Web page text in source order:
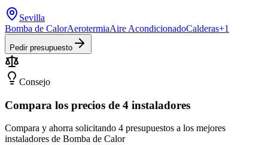
Sevilla
Bomba de CalorAerotermiaAire AcondicionadoCalderas+1
Pedir presupuesto
Consejo
Compara los precios de 4 instaladores
Compara y ahorra solicitando 4 presupuestos a los mejores
instaladores de Bomba de Calor